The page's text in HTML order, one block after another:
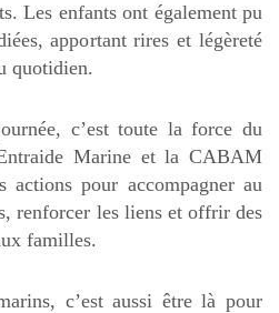
Les enfants ont également pu
apportant rires et légèreté
quotidien.
c’est toute la force du
Marine et la CABAM
pour accompagner au
renforcer les liens et offrir des
familles.
c’est aussi être là pour